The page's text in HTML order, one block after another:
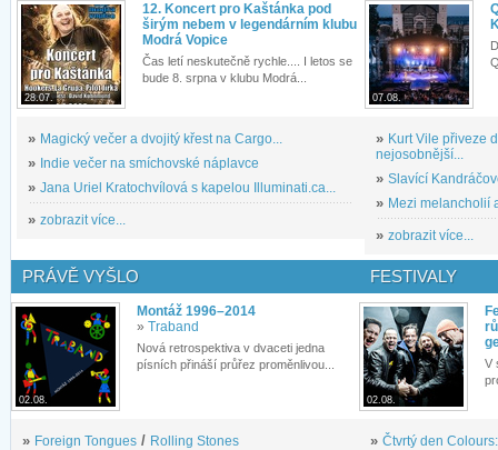
28.07.
12. Koncert pro Kaštánka pod
širým nebem v legendárním klubu
Modrá Vopice
Čas letí neskutečně rychle.... I letos se
bude 8. srpna v klubu Modrá...
» Magický večer a dvojitý křest na Cargo...
» Indie večer na smíchovské náplavce
» Jana Uriel Kratochvílová s kapelou Illuminati.ca...
» zobrazit více...
07.08.
» Kurt Vile přiveze
nejosobnější...
» Slavící
» Mezi melancholií
» zobrazit více...
PRÁVĚ VYŠLO
02.08.
Montáž 1996–2014
» Traband
Nová retrospektiva v dvaceti jedna
písních přináší průřez proměnlivou...
» Foreign Tongues / Rolling Stones
FESTIVALY
02.08.
V
» Čtvrtý den